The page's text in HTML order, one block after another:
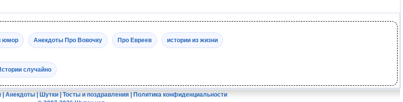
юмор Анекдоты Про Вовочку Про Евреев истории из жизни
случайно
| Анекдоты| Шутки| Тосты и поздравления| Политика конфиденциальности